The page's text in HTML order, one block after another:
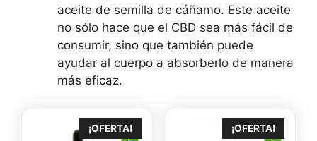
aceite de semilla de cáñamo. Este aceite
no sólo hace que el CBD sea más fácil de
consumir, sino que también puede
ayudar al cuerpo a absorberlo de manera
más eficaz.
¡OFERTA! ¡OFERTA!